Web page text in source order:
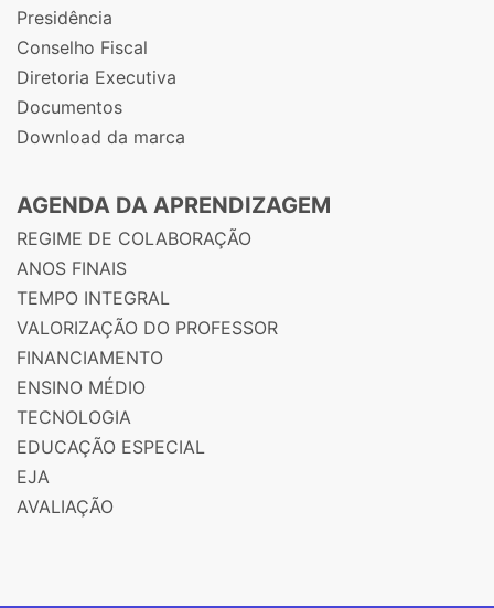
Presidência
Conselho Fiscal
Diretoria Executiva
Documentos
Download da marca
AGENDA DA APRENDIZAGEM
REGIME DE COLABORAÇÃO
ANOS FINAIS
TEMPO INTEGRAL
VALORIZAÇÃO DO PROFESSOR
FINANCIAMENTO
ENSINO MÉDIO
TECNOLOGIA
EDUCAÇÃO ESPECIAL
EJA
AVALIAÇÃO